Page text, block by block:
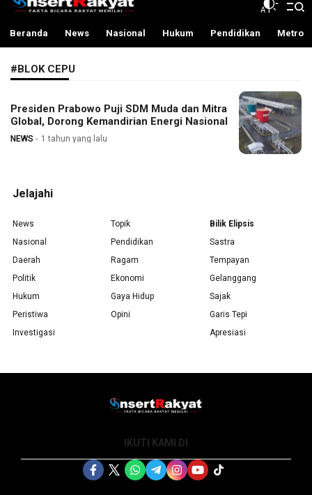
InsertRakyat.com
Fakta Bicara Rakyat Menilai
Beranda News Nasional Hukum Pendidikan Metro
#BLOK CEPU
Presiden Prabowo Puji SDM Muda dan Mitra
Global, Dorong Kemandirian Energi Nasional
NEWS 1 tahun yang lalu
Jelajahi
News
Nasional
Daerah
Politik
Hukum
Peristiwa
Investigasi
Topik
Pendidikan
Ragam
Ekonomi
Gaya Hidup
Opini
Bilik Elipsis
Sastra
Tempayan
Gelanggang
Sajak
Garis Tepi
Apresiasi
IKUTI KAMI DI